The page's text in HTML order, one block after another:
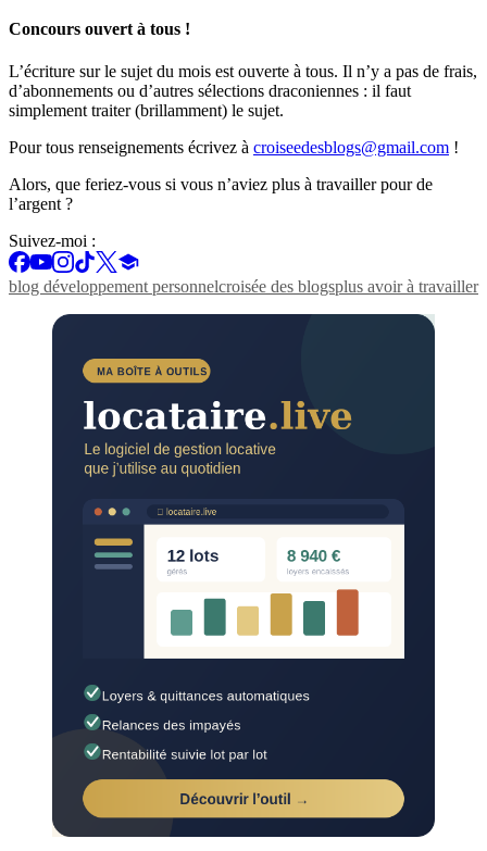
Concours ouvert à tous !
L’écriture sur le sujet du mois est ouverte à tous. Il n’y a pas de frais,
d’abonnements ou d’autres sélections draconiennes : il faut
simplement traiter (brillamment) le sujet.
Pour tous renseignements écrivez à croiseedesblogs@gmail.com !
Alors, que feriez-vous si vous n’aviez plus à travailler pour de
l’argent ?
Suivez-moi :
blog développement personnelcroisée des blogsplus avoir à travailler